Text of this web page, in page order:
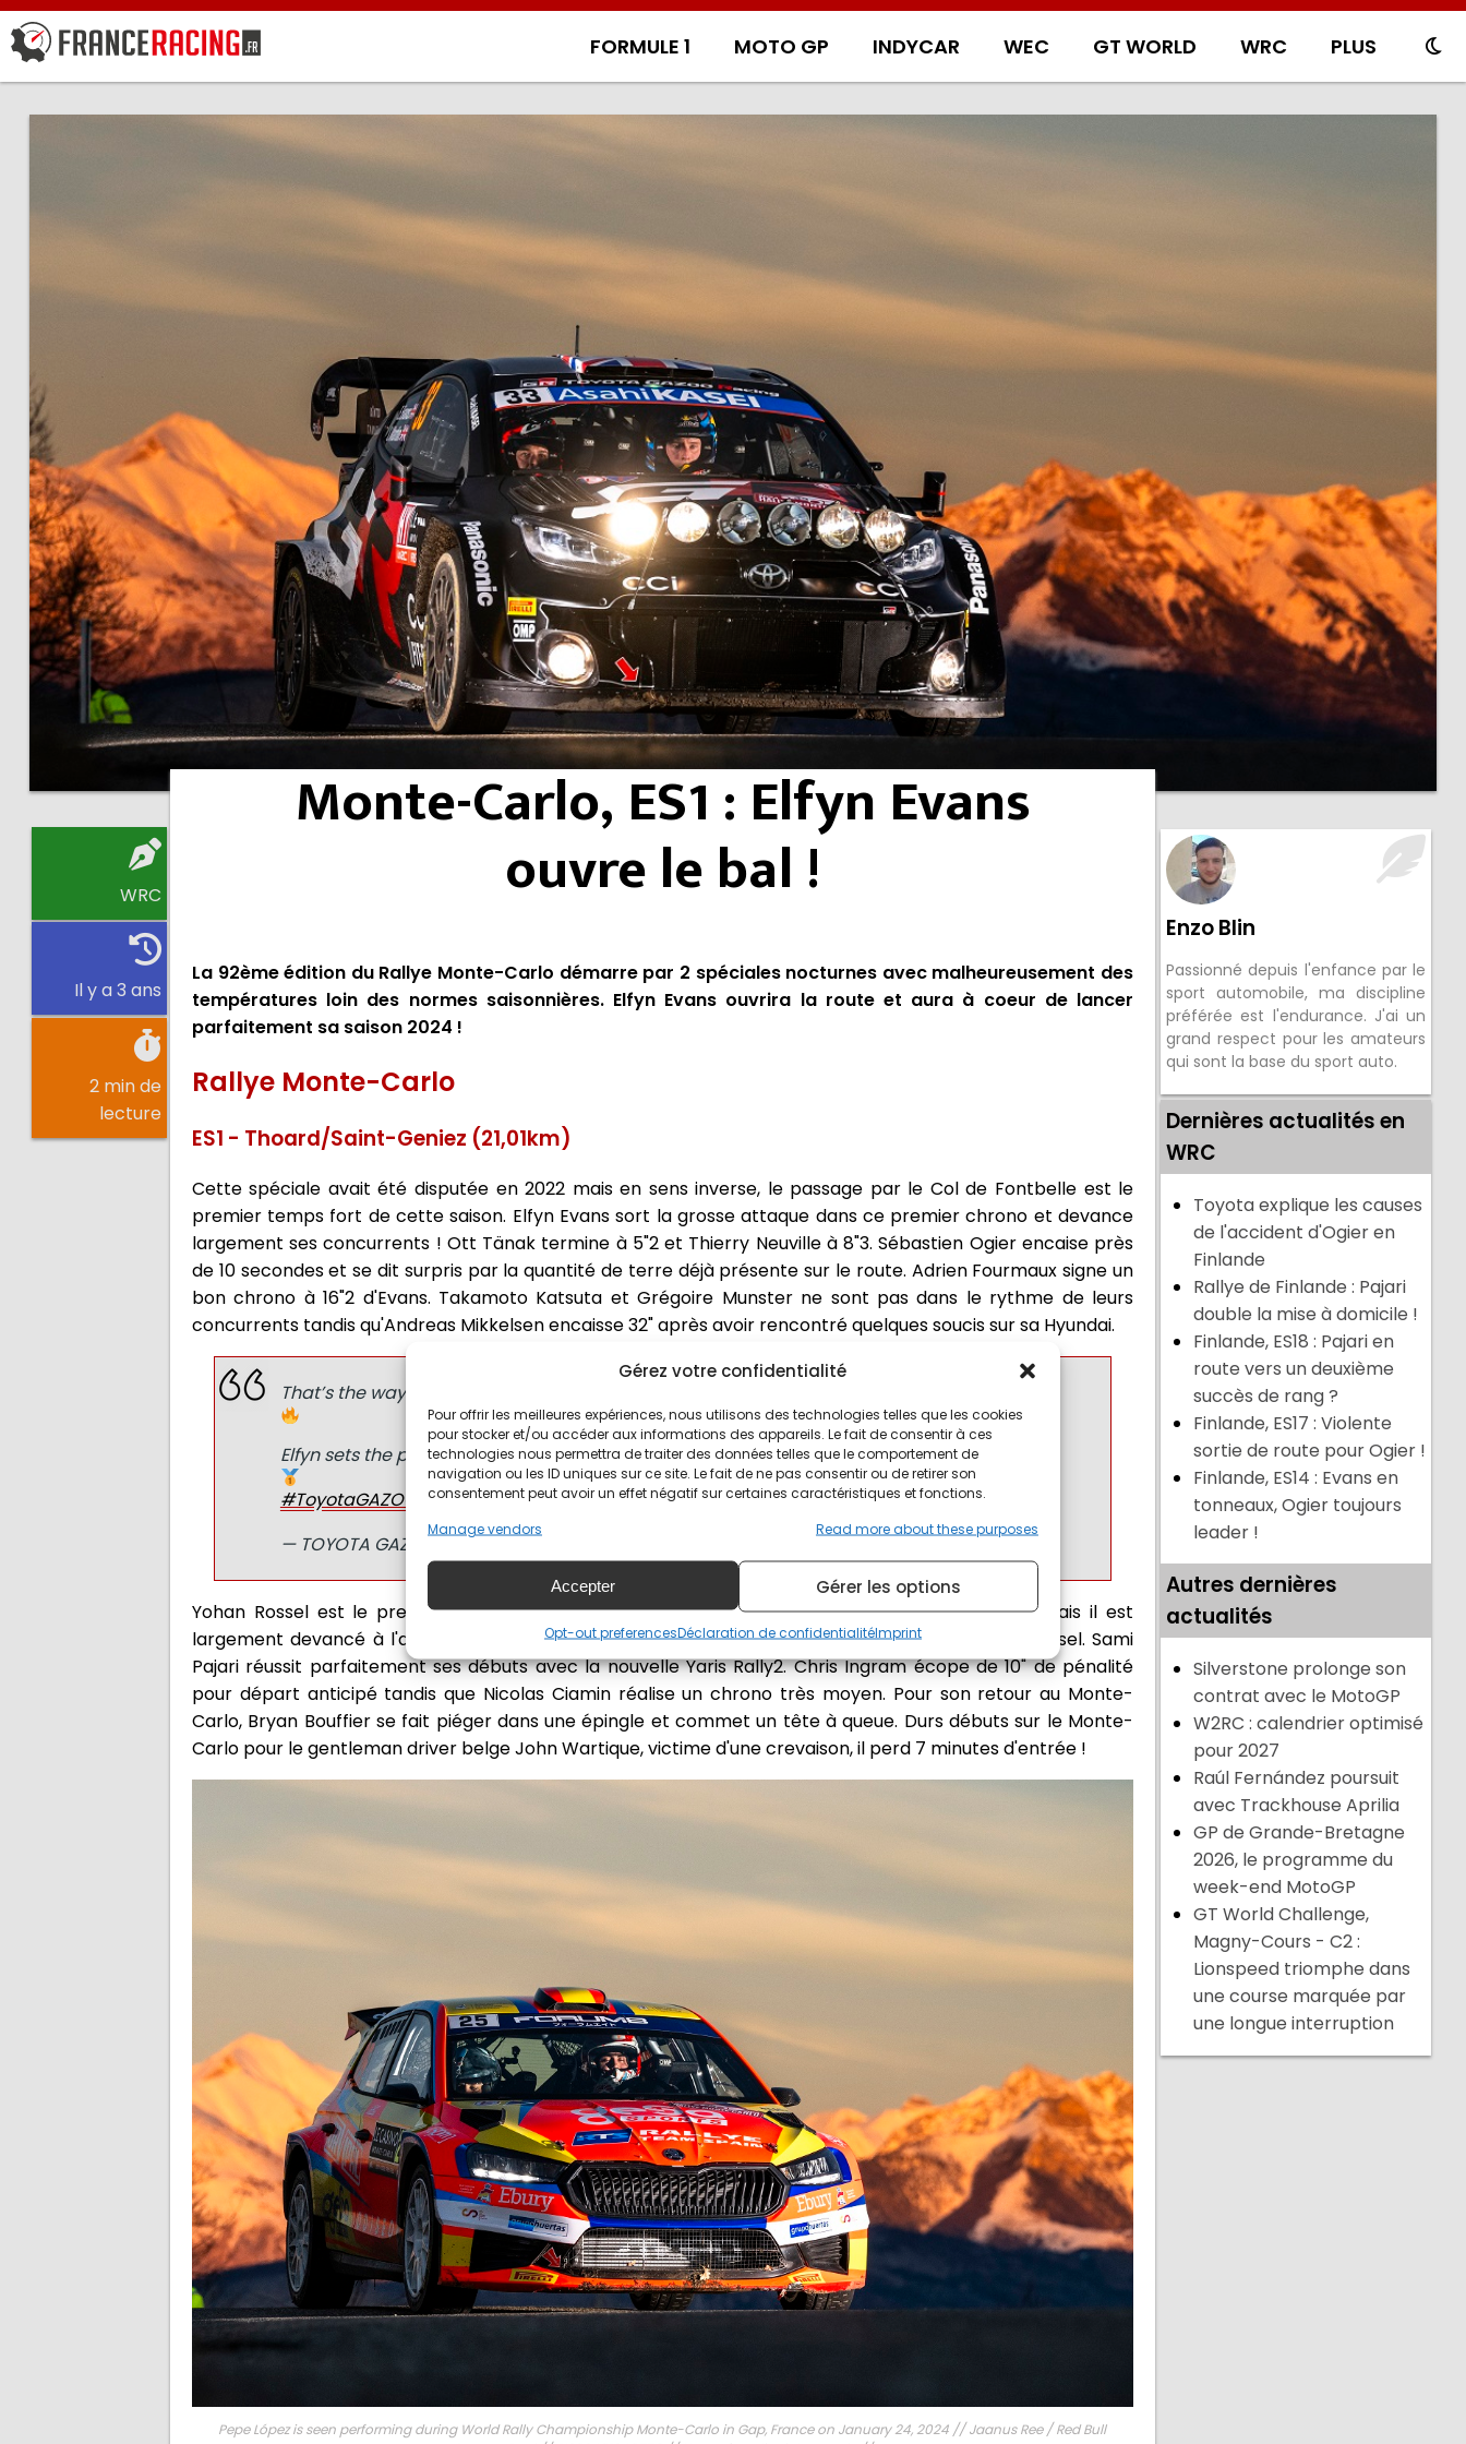
Gérez votre confidentialité
Pour offrir les meilleures expériences, nous utilisons des technologies telles que les cookies
pour stocker et/ou accéder aux informations des appareils. Le fait de consentir à ces
technologies nous permettra de traiter des données telles que le comportement de
navigation ou les ID uniques sur ce site. Le fait de ne pas consentir ou de retirer son
consentement peut avoir un effet négatif sur certaines caractéristiques et fonctions.
Manage vendors
Read more about these purposes
Accepter Gérer les options
Opt-out preferencesDéclaration de confidentialitéImprint
FORMULE 1 MOTO GP INDYCAR WEC GT WORLD WRC PLUS
WRC
Il y a 3 ans
2 min de
lecture
Monte-Carlo, ES1 : Elfyn Evans
ouvre le bal !
La 92ème édition du Rallye Monte-Carlo démarre par 2 spéciales nocturnes avec malheureusement des
températures loin des normes saisonnières. Elfyn Evans ouvrira la route et aura à coeur de lancer
parfaitement sa saison 2024 !
Rallye Monte-Carlo
ES1 - Thoard/Saint-Geniez (21,01km)
Cette spéciale avait été disputée en 2022 mais en sens inverse, le passage par le Col de Fontbelle est le
premier temps fort de cette saison. Elfyn Evans sort la grosse attaque dans ce premier chrono et devance
largement ses concurrents ! Ott Tänak termine à 5"2 et Thierry Neuville à 8"3. Sébastien Ogier encaise près
de 10 secondes et se dit surpris par la quantité de terre déjà présente sur le route. Adrien Fourmaux signe un
bon chrono à 16"2 d'Evans. Takamoto Katsuta et Grégoire Munster ne sont pas dans le rythme de leurs
concurrents tandis qu'Andreas Mikkelsen encaisse 32" après avoir rencontré quelques soucis sur sa Hyundai.
That’s the way to start 2024!
Elfyn sets the pace for the rest to follow in SS1, fastest by 5.2s
#ToyotaGAZOORacing#GRYaris#WRC#RallyeMonteCarlopic.twitter.com/odPX6xRuPl
— TOYOTA GAZOO Racing WRT (@TGR_WRC)
January 25, 2024
Yohan Rossel est le premier à s'élancer en WRC2 et le gardois réalise une superbe spéciale mais il est
largement devancé à l'arrivée par Pepe Lopez ! L'espagnol et sa Skoda terminent 9"2 devant Rossel. Sami
Pajari réussit parfaitement ses débuts avec la nouvelle Yaris Rally2. Chris Ingram écope de 10" de pénalité
pour départ anticipé tandis que Nicolas Ciamin réalise un chrono très moyen. Pour son retour au Monte-
Carlo, Bryan Bouffier se fait piéger dans une épingle et commet un tête à queue. Durs débuts sur le Monte-
Carlo pour le gentleman driver belge John Wartique, victime d'une crevaison, il perd 7 minutes d'entrée !
Pepe López is seen performing during World Rally Championship Monte-Carlo in Gap, France on January 24, 2024 // Jaanus Ree / Red Bull
Enzo Blin
Passionné depuis l'enfance par le
sport automobile, ma discipline
préférée est l'endurance. J'ai un
grand respect pour les amateurs
qui sont la base du sport auto.
Dernières actualités en
WRC
Toyota explique les causes
de l'accident d'Ogier en
Finlande
Rallye de Finlande : Pajari
double la mise à domicile !
Finlande, ES18 : Pajari en
route vers un deuxième
succès de rang ?
Finlande, ES17 : Violente
sortie de route pour Ogier !
Finlande, ES14 : Evans en
tonneaux, Ogier toujours
leader !
Autres dernières
actualités
Silverstone prolonge son
contrat avec le MotoGP
W2RC : calendrier optimisé
pour 2027
Raúl Fernández poursuit
avec Trackhouse Aprilia
GP de Grande-Bretagne
2026, le programme du
week-end MotoGP
GT World Challenge,
Magny-Cours - C2 :
Lionspeed triomphe dans
une course marquée par
une longue interruption